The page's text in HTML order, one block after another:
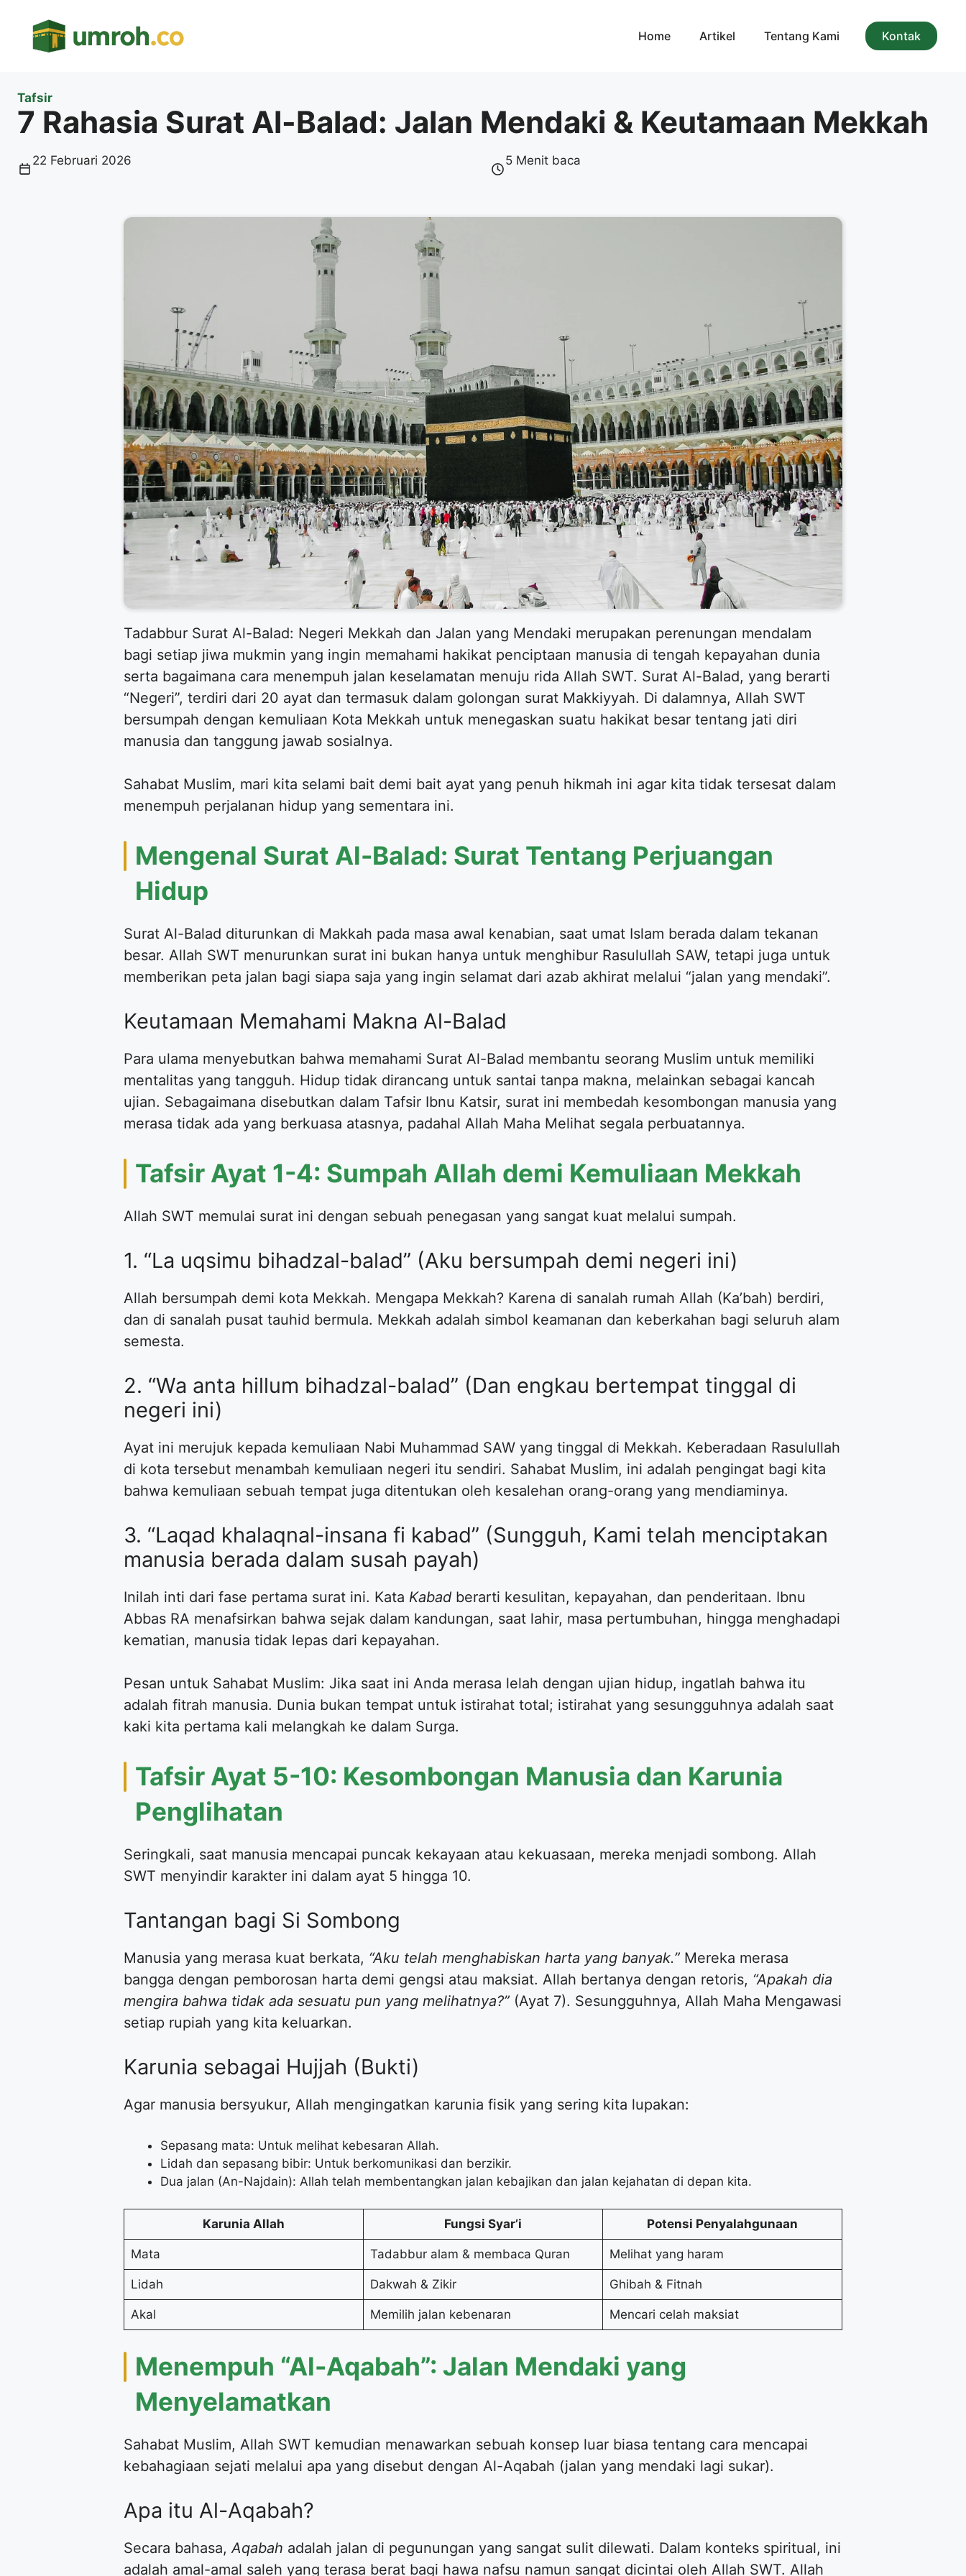
Home Artikel Tentang Kami Kontak
Tafsir
7 Rahasia Surat Al-Balad: Jalan Mendaki & Keutamaan Mekkah
22 Februari 2026 5 Menit baca
Tadabbur Surat Al-Balad: Negeri Mekkah dan Jalan yang Mendaki merupakan perenungan mendalam
bagi setiap jiwa mukmin yang ingin memahami hakikat penciptaan manusia di tengah kepayahan dunia
serta bagaimana cara menempuh jalan keselamatan menuju rida Allah SWT. Surat Al-Balad, yang berarti
“Negeri”, terdiri dari 20 ayat dan termasuk dalam golongan surat Makkiyyah. Di dalamnya, Allah SWT
bersumpah dengan kemuliaan Kota Mekkah untuk menegaskan suatu hakikat besar tentang jati diri
manusia dan tanggung jawab sosialnya.
Sahabat Muslim, mari kita selami bait demi bait ayat yang penuh hikmah ini agar kita tidak tersesat dalam
menempuh perjalanan hidup yang sementara ini.
Mengenal Surat Al-Balad: Surat Tentang Perjuangan
Hidup
Surat Al-Balad diturunkan di Makkah pada masa awal kenabian, saat umat Islam berada dalam tekanan
besar. Allah SWT menurunkan surat ini bukan hanya untuk menghibur Rasulullah SAW, tetapi juga untuk
memberikan peta jalan bagi siapa saja yang ingin selamat dari azab akhirat melalui “jalan yang mendaki”.
Keutamaan Memahami Makna Al-Balad
Para ulama menyebutkan bahwa memahami Surat Al-Balad membantu seorang Muslim untuk memiliki
mentalitas yang tangguh. Hidup tidak dirancang untuk santai tanpa makna, melainkan sebagai kancah
ujian. Sebagaimana disebutkan dalam Tafsir Ibnu Katsir, surat ini membedah kesombongan manusia yang
merasa tidak ada yang berkuasa atasnya, padahal Allah Maha Melihat segala perbuatannya.
Tafsir Ayat 1-4: Sumpah Allah demi Kemuliaan Mekkah
Allah SWT memulai surat ini dengan sebuah penegasan yang sangat kuat melalui sumpah.
1. “La uqsimu bihadzal-balad” (Aku bersumpah demi negeri ini)
Allah bersumpah demi kota Mekkah. Mengapa Mekkah? Karena di sanalah rumah Allah (Ka’bah) berdiri,
dan di sanalah pusat tauhid bermula. Mekkah adalah simbol keamanan dan keberkahan bagi seluruh alam
semesta.
2. “Wa anta hillum bihadzal-balad” (Dan engkau bertempat tinggal di
negeri ini)
Ayat ini merujuk kepada kemuliaan Nabi Muhammad SAW yang tinggal di Mekkah. Keberadaan Rasulullah
di kota tersebut menambah kemuliaan negeri itu sendiri. Sahabat Muslim, ini adalah pengingat bagi kita
bahwa kemuliaan sebuah tempat juga ditentukan oleh kesalehan orang-orang yang mendiaminya.
3. “Laqad khalaqnal-insana fi kabad” (Sungguh, Kami telah menciptakan
manusia berada dalam susah payah)
Inilah inti dari fase pertama surat ini. Kata Kabad berarti kesulitan, kepayahan, dan penderitaan. Ibnu
Abbas RA menafsirkan bahwa sejak dalam kandungan, saat lahir, masa pertumbuhan, hingga menghadapi
kematian, manusia tidak lepas dari kepayahan.
Pesan untuk Sahabat Muslim: Jika saat ini Anda merasa lelah dengan ujian hidup, ingatlah bahwa itu
adalah fitrah manusia. Dunia bukan tempat untuk istirahat total; istirahat yang sesungguhnya adalah saat
kaki kita pertama kali melangkah ke dalam Surga.
Tafsir Ayat 5-10: Kesombongan Manusia dan Karunia
Penglihatan
Seringkali, saat manusia mencapai puncak kekayaan atau kekuasaan, mereka menjadi sombong. Allah
SWT menyindir karakter ini dalam ayat 5 hingga 10.
Tantangan bagi Si Sombong
Manusia yang merasa kuat berkata, “Aku telah menghabiskan harta yang banyak.” Mereka merasa
bangga dengan pemborosan harta demi gengsi atau maksiat. Allah bertanya dengan retoris, “Apakah dia
mengira bahwa tidak ada sesuatu pun yang melihatnya?” (Ayat 7). Sesungguhnya, Allah Maha Mengawasi
setiap rupiah yang kita keluarkan.
Karunia sebagai Hujjah (Bukti)
Agar manusia bersyukur, Allah mengingatkan karunia fisik yang sering kita lupakan:
Sepasang mata: Untuk melihat kebesaran Allah.
Lidah dan sepasang bibir: Untuk berkomunikasi dan berzikir.
Dua jalan (An-Najdain): Allah telah membentangkan jalan kebajikan dan jalan kejahatan di depan kita.
Karunia Allah Fungsi Syar’i Potensi Penyalahgunaan
Mata Tadabbur alam & membaca Quran Melihat yang haram
Lidah Dakwah & Zikir Ghibah & Fitnah
Akal Memilih jalan kebenaran Mencari celah maksiat
Menempuh “Al-Aqabah”: Jalan Mendaki yang
Menyelamatkan
Sahabat Muslim, Allah SWT kemudian menawarkan sebuah konsep luar biasa tentang cara mencapai
kebahagiaan sejati melalui apa yang disebut dengan Al-Aqabah (jalan yang mendaki lagi sukar).
Apa itu Al-Aqabah?
Secara bahasa,Aqabah adalah jalan di pegunungan yang sangat sulit dilewati. Dalam konteks spiritual, ini
adalah amal-amal saleh yang terasa berat bagi hawa nafsu namun sangat dicintai oleh Allah SWT. Allah